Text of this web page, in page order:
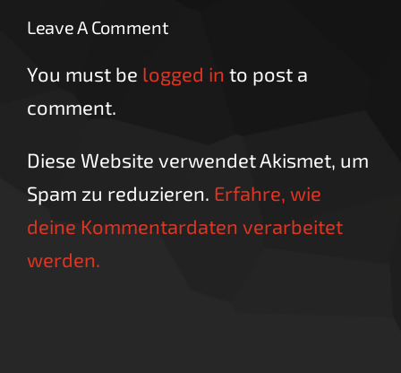
Leave A Comment
You must be logged in to post a
comment.
Diese Website verwendet Akismet, um
Spam zu reduzieren. Erfahre, wie
deine Kommentardaten verarbeitet
werden.